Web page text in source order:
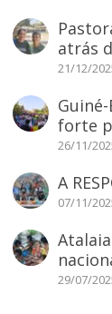
atrás
21/12/
forte
26/11/
A
07/11/
29/07/